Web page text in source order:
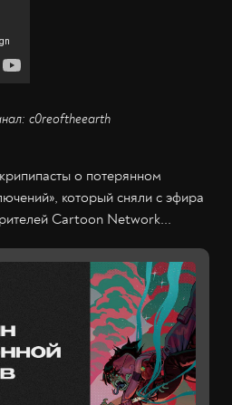
c0reoftheearth
о потерянном
который сняли с эфира
Cartoon Network...